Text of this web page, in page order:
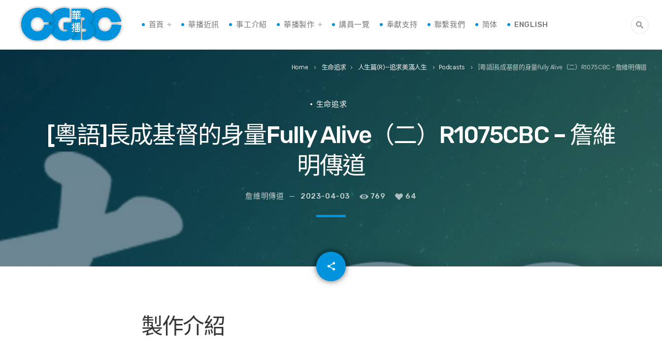
首頁 華播近訊 事工介紹 華播製作 講員一覽 奉獻支持 聯繫我們 简体 ENGLISH search
Home keyboard_arrow_right 生命追求 keyboard_arrow_right 人生篇(R)--追求美滿人生 keyboard_arrow_right Podcasts keyboard_arrow_right [粵語]長成基督的身量Fully Alive（二）R1075CBC – 詹維明傳道
生命追求
[粵語]長成基督的身量Fully Alive（二）R1075CBC – 詹維
明傳道
詹維明傳道 2023-04-03 769 64
share
email
製作介紹